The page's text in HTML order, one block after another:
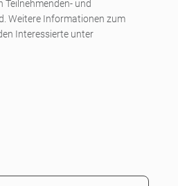
Teilnehmenden- und
Weitere Informationen zum
Interessierte unter